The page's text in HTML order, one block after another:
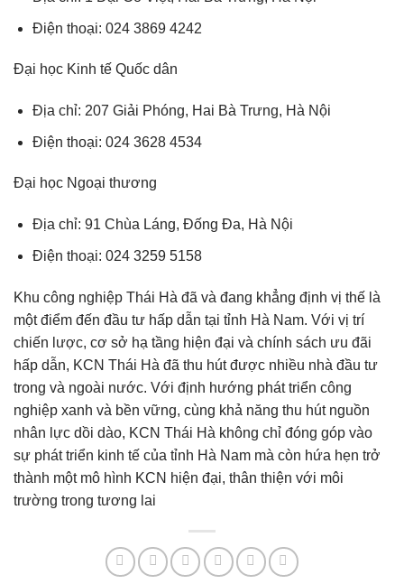
Điện thoại: 024 3869 4242
Đại học Kinh tế Quốc dân
Địa chỉ: 207 Giải Phóng, Hai Bà Trưng, Hà Nội
Điện thoại: 024 3628 4534
Đại học Ngoại thương
Địa chỉ: 91 Chùa Láng, Đống Đa, Hà Nội
Điện thoại: 024 3259 5158
Khu công nghiệp Thái Hà đã và đang khẳng định vị thế là
một điểm đến đầu tư hấp dẫn tại tỉnh Hà Nam. Với vị trí
chiến lược, cơ sở hạ tầng hiện đại và chính sách ưu đãi
hấp dẫn, KCN Thái Hà đã thu hút được nhiều nhà đầu tư
trong và ngoài nước. Với định hướng phát triển công
nghiệp xanh và bền vững, cùng khả năng thu hút nguồn
nhân lực dồi dào, KCN Thái Hà không chỉ đóng góp vào
sự phát triển kinh tế của tỉnh Hà Nam mà còn hứa hẹn trở
thành một mô hình KCN hiện đại, thân thiện với môi
trường trong tương lai